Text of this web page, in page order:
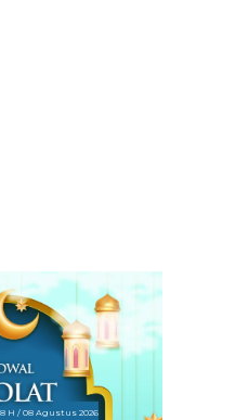
H / 08 Agustus 2026